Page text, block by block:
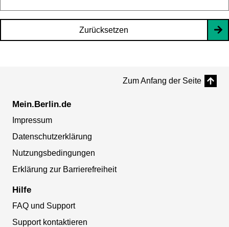
Zurücksetzen
Zum Anfang der Seite
Mein.Berlin.de
Impressum
Datenschutzerklärung
Nutzungsbedingungen
Erklärung zur Barrierefreiheit
Hilfe
FAQ und Support
Support kontaktieren